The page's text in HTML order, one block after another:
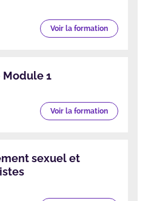
Voir la formation
Module 1
Voir la formation
sexuel et